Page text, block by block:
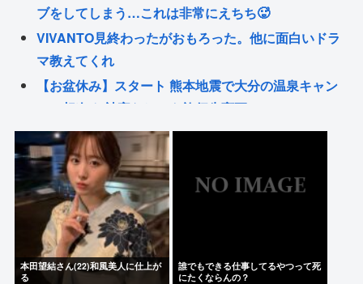
ブをしてしまう…これは非常にえちち🥵
VIVANTO見終わったがおもろった。他に面白いドラ
マ教えてくれ
【お盆休み】スタート 熊本地震で大分の温泉キャン
セル相次ぐ 被害なしでも旅行先変更
静岡朝日テレビ「高橋洋一が消費減税反対論をぶっ
た斬る！『財源ない』を完全論破」
浜田雅功、超スパルタ高校時代 夏の思い出に共演者
衝撃「ええ？」「それはかわいそう」
Powered by livedoor 相互RSS
本田望結さん(22)和風美人に仕上が
る
誰でもできる仕事してるやつって死
にたくならんの？